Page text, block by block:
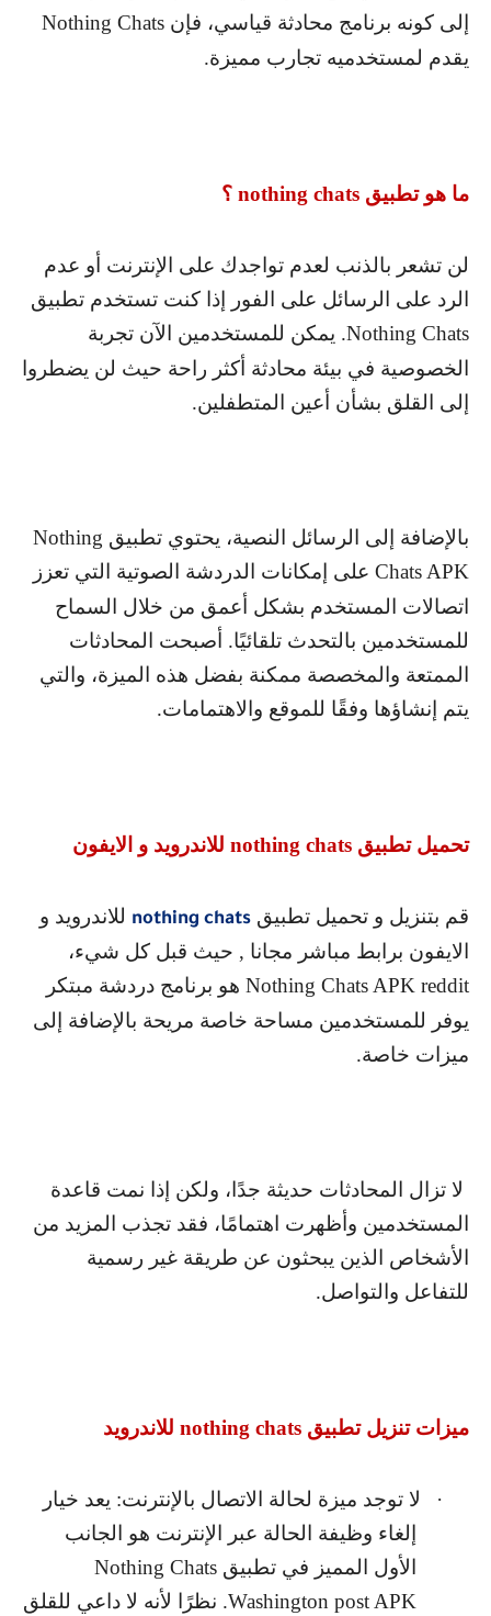
إلى كونه برنامج محادثة قياسي، فإن Nothing Chats
يقدم لمستخدميه تجارب مميزة.
ما هو تطبيق nothing chats ؟
لن تشعر بالذنب لعدم تواجدك على الإنترنت أو عدم
الرد على الرسائل على الفور إذا كنت تستخدم تطبيق
Nothing Chats. يمكن للمستخدمين الآن تجربة
الخصوصية في بيئة محادثة أكثر راحة حيث لن يضطروا
إلى القلق بشأن أعين المتطفلين.
بالإضافة إلى الرسائل النصية، يحتوي تطبيق Nothing
Chats APK على إمكانات الدردشة الصوتية التي تعزز
اتصالات المستخدم بشكل أعمق من خلال السماح
للمستخدمين بالتحدث تلقائيًا. أصبحت المحادثات
الممتعة والمخصصة ممكنة بفضل هذه الميزة، والتي
يتم إنشاؤها وفقًا للموقع والاهتمامات.
تحميل تطبيق nothing chats للاندرويد و الايفون
قم بتنزيل و تحميل تطبيق nothing chats للاندرويد و
الايفون برابط مباشر مجانا , حيث قبل كل شيء،
Nothing Chats APK reddit هو برنامج دردشة مبتكر
يوفر للمستخدمين مساحة خاصة مريحة بالإضافة إلى
ميزات خاصة.
لا تزال المحادثات حديثة جدًا، ولكن إذا نمت قاعدة
المستخدمين وأظهرت اهتمامًا، فقد تجذب المزيد من
الأشخاص الذين يبحثون عن طريقة غير رسمية
للتفاعل والتواصل.
ميزات تنزيل تطبيق nothing chats للاندرويد
·
لا توجد ميزة لحالة الاتصال بالإنترنت: يعد خيار
إلغاء وظيفة الحالة عبر الإنترنت هو الجانب
الأول المميز في تطبيق Nothing Chats
Washington post APK. نظرًا لأنه لا داعي للقلق